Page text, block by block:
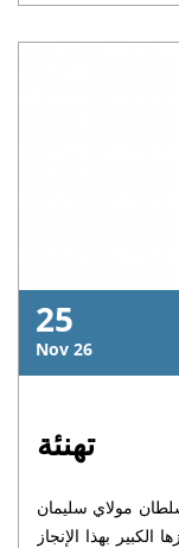
25
Nov 26
تهنئة
مولاي سليمان
بهذا الإنجاز